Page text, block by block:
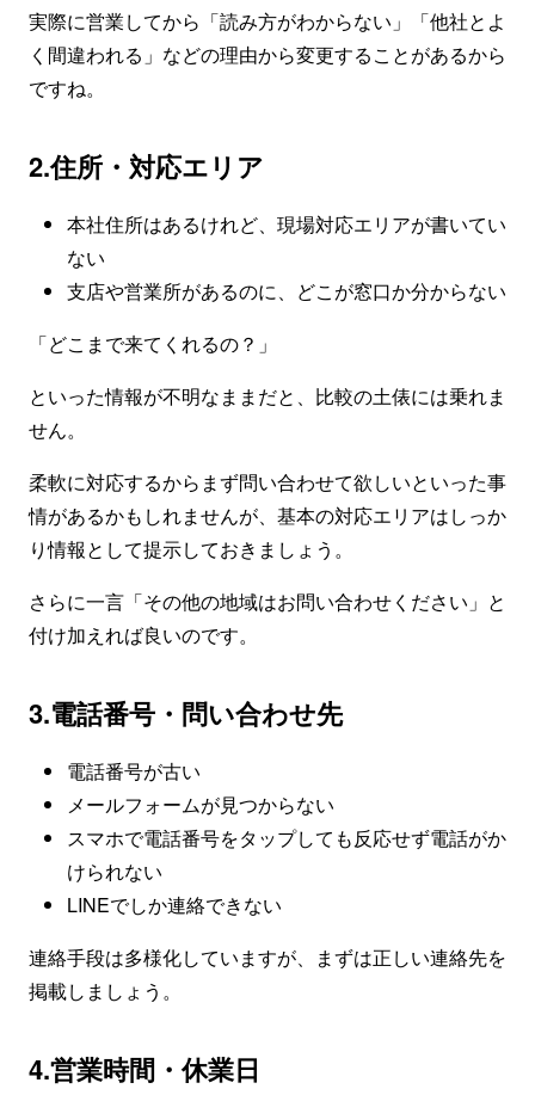
実際に営業してから「読み方がわからない」「他社とよ
く間違われる」などの理由から変更することがあるから
ですね。
2.住所・対応エリア
本社住所はあるけれど、現場対応エリアが書いてい
ない
支店や営業所があるのに、どこが窓口か分からない
「どこまで来てくれるの？」
といった情報が不明なままだと、比較の土俵には乗れま
せん。
柔軟に対応するからまず問い合わせて欲しいといった事
情があるかもしれませんが、基本の対応エリアはしっか
り情報として提示しておきましょう。
さらに一言「その他の地域はお問い合わせください」と
付け加えれば良いのです。
3.電話番号・問い合わせ先
電話番号が古い
メールフォームが見つからない
スマホで電話番号をタップしても反応せず電話がか
けられない
LINEでしか連絡できない
連絡手段は多様化していますが、まずは正しい連絡先を
掲載しましょう。
4.営業時間・休業日